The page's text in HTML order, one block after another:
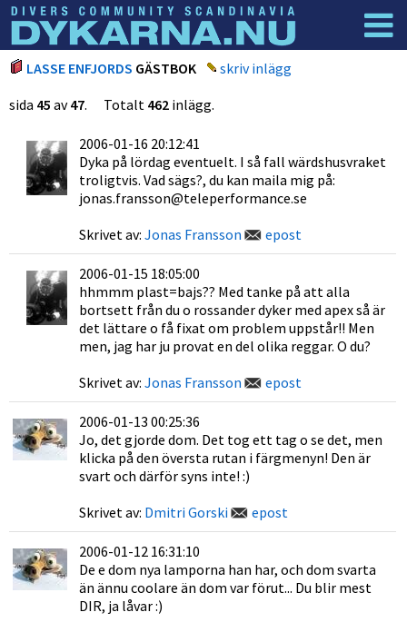
Dyknyheter
LASSE ENFJORDS GÄSTBOK
skriv inlägg
sida 45 av47. Totalt 462 inlägg.
2006-01-16 20:12:41
Dyka på lördag eventuelt. I så fall wärdshusvraket
troligtvis. Vad sägs?, du kan maila mig på:
jonas.fransson@teleperformance.se
Skrivet av: Jonas Fransson epost
2006-01-15 18:05:00
hhmmm plast=bajs?? Med tanke på att alla
bortsett från du o rossander dyker med apex så är
det lättare o få fixat om problem uppstår!! Men
men, jag har ju provat en del olika reggar. O du?
Skrivet av: Jonas Fransson epost
2006-01-13 00:25:36
Jo, det gjorde dom. Det tog ett tag o se det, men
klicka på den översta rutan i färgmenyn! Den är
svart och därför syns inte! :)
Skrivet av: Dmitri Gorski epost
2006-01-12 16:31:10
De e dom nya lamporna han har, och dom svarta
än ännu coolare än dom var förut... Du blir mest
DIR, ja låvar :)